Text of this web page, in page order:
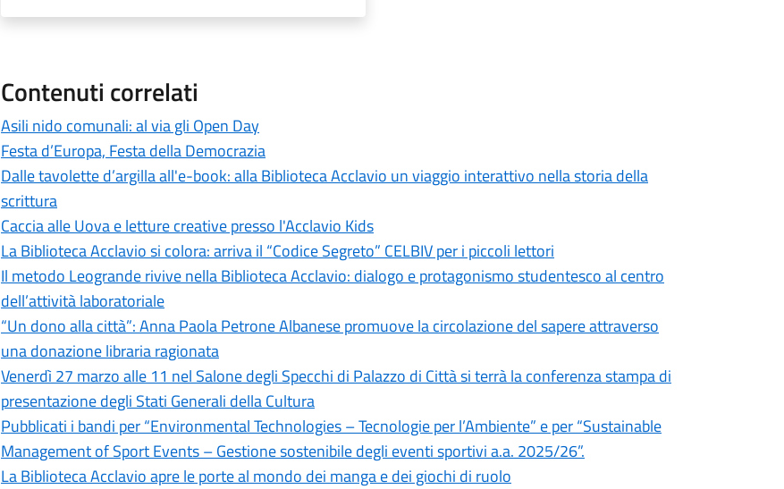
Contenuti correlati
Asili nido comunali: al via gli Open Day
Festa d’Europa, Festa della Democrazia
Dalle tavolette d’argilla all'e-book: alla Biblioteca Acclavio un viaggio interattivo nella storia della
scrittura
Caccia alle Uova e letture creative presso l'Acclavio Kids
La Biblioteca Acclavio si colora: arriva il “Codice Segreto” CELBIV per i piccoli lettori
Il metodo Leogrande rivive nella Biblioteca Acclavio: dialogo e protagonismo studentesco al centro
dell’attività laboratoriale
“Un dono alla città”: Anna Paola Petrone Albanese promuove la circolazione del sapere attraverso
una donazione libraria ragionata
Venerdì 27 marzo alle 11 nel Salone degli Specchi di Palazzo di Città si terrà la conferenza stampa di
presentazione degli Stati Generali della Cultura
Pubblicati i bandi per “Environmental Technologies – Tecnologie per l’Ambiente” e per “Sustainable
Management of Sport Events – Gestione sostenibile degli eventi sportivi a.a. 2025/26”.
La Biblioteca Acclavio apre le porte al mondo dei manga e dei giochi di ruolo